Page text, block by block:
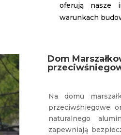
oferują nasze
warunkach
Dom
Na domu
przeciwśniegowe
naturalnego
zapewniają